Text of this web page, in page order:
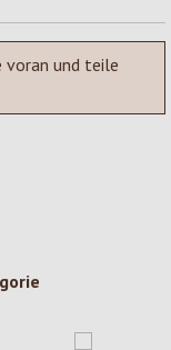
voran und teile